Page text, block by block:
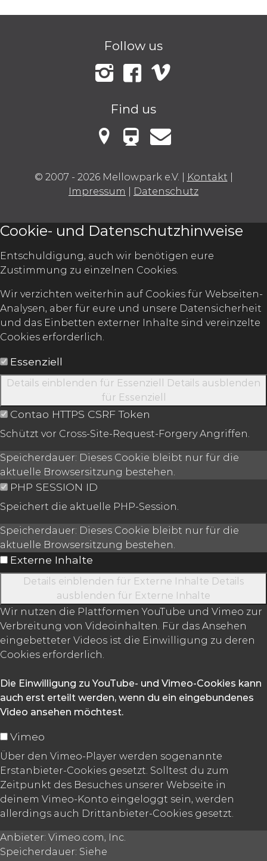
Follow us
Find us
VBB Fahrinfo
© 2007 - 2026 Mellowpark e.V. Kontakt
Impressum
Datenschutz
Cookie- und Datenschutzhinweise
Entschuldigung, auch wir benötigen eure
Zustimmung zu einzelnen Cookies.
Wir verzichten weiterhin auf Cookies für Webseiten-
Analysen, aber für eure und unsere Datensicherheit
und das Einbetten externer Inhalte sind vereinzelte
Cookies erforderlich.
Essenziell
Details einblenden für Essenziell
Details ausblenden
für Essenziell
Contao HTTPS CSRF Token
Schützt vor Cross-Site-Request-Forgery Angriffen.
Speicherdauer: Dieses Cookie bleibt nur für die
aktuelle Browsersitzung bestehen.
PHP SESSION ID
Speichert die aktuelle PHP-Session.
Speicherdauer: Dieses Cookie bleibt nur für die
aktuelle Browsersitzung bestehen.
Externe Inhalte
Details einblenden für Externe Inhalte Details
ausblenden für Externe Inhalte
Wir nutzen die Plattformen YouTube und Vimeo zur
Verbreitung von Videoinhalten. Für das Ansehen
eingebetteter Videos ist die Einwilligung zu deren
Cookies erforderlich.
Die Einwilligung zu YouTube- und Vimeo-Cookies kann
auch erst erteilt werden, wenn du ein eingebundenes
Video ansehen möchtest.
Vimeo
Über den Vimeo-Player werden sogenannte
Erstanbieter-Cookies gesetzt. Solltest du zum
Zeitpunkt des Besuches unserer Webseite in
deinem Vimeo-Konto eingeloggt sein, werden
allerdings auch Drittanbieter-Cookies gesetzt.
Anbieter: Vimeo.com, Inc.
Speicherdauer: Siehe